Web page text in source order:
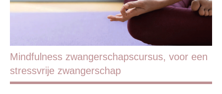
Mindfulness zwangerschapscursus, voor een
stressvrije zwangerschap